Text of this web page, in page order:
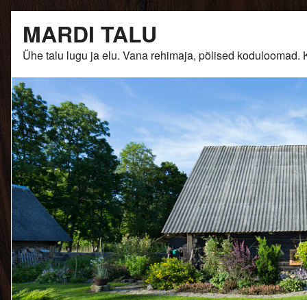
content
MARDI TALU
Ühe talu lugu ja elu. Vana rehimaja, põlised